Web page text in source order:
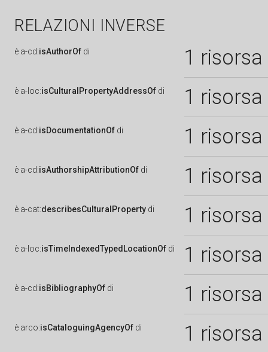
RELAZIONI INVERSE
è a-cd:isAuthorOf di 1 risorsa
è a-loc:isCulturalPropertyAddressOf di 1 risorsa
è a-cd:isDocumentationOf di 1 risorsa
è a-cd:isAuthorshipAttributionOf di 1 risorsa
è a-cat:describesCulturalProperty di 1 risorsa
è a-loc:isTimeIndexedTypedLocationOf di 1 risorsa
è a-cd:isBibliographyOf di 1 risorsa
è arco:isCataloguingAgencyOf di 1 risorsa